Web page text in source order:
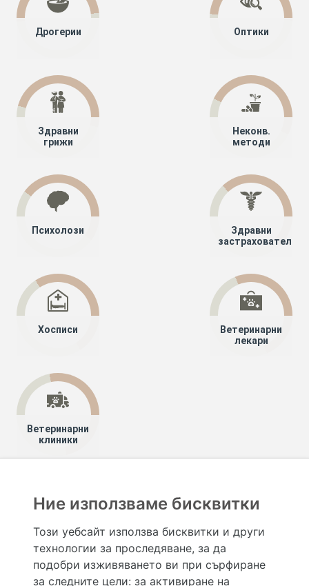
Дрогерии Оптики
Здравни
грижи
Неконв.
методи
Психолози
Здравни
застрахователи
Хосписи
Ветеринарни
лекари
Ветеринарни
клиники
Медицинска онкология
София-област
Hapche.bg НЕ е медицински, зравен или сроден специалист и НЕ дава медицински
консултации и здравни съвети. Hapche.bg НЕ се явява медицинска услуга и НЕ
осигурява диагноза и лечение. Hapche.bg НЕ препоръчва медицински и други здравни и
сродни специалисти и заведения. Hapche.bg НЕ търгува с лекарствени продукти и
Ние използваме бисквитки
Този уебсайт използва бисквитки и други
технологии за проследяване, за да
подобри изживяването ви при сърфиране
за следните цели: за активиране на